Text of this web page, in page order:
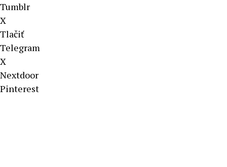
Tumblr
X
Tlačiť
Telegram
X
Nextdoor
Pinterest